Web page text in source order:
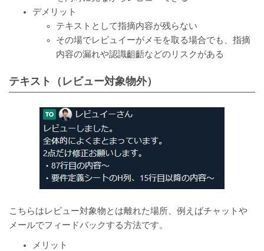
デメリット
テキストとして指摘内容が残らない
その場でレビュイーがメモを取る場合でも、指摘
内容の漏れや認識齟齬などのリスクがある
テキスト（レビュー対象物外）
こちらはレビュー対象物とは離れた場所、例えばチャットや
メールでフィードバックする方法です。
メリット